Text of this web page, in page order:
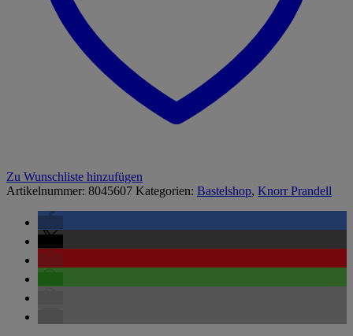
Zu Wunschliste hinzufügen
Artikelnummer: 8045607 Kategorien: Bastelshop, Knorr Prandell